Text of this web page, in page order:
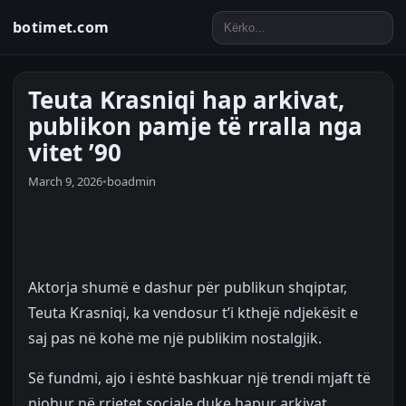
botimet.com
Teuta Krasniqi hap arkivat,
publikon pamje të rralla nga
vitet ’90
March 9, 2026•boadmin
Aktorja shumë e dashur për publikun shqiptar,
Teuta Krasniqi, ka vendosur t’i kthejë ndjekësit e
saj pas në kohë me një publikim nostalgjik.
Së fundmi, ajo i është bashkuar një trendi mjaft të